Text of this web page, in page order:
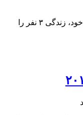
بدون پرداخت حتی یک سنت، با اهدای خون خود، زندگی ۳ نفر را